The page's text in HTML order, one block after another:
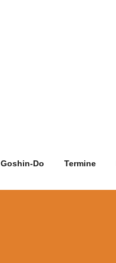
Goshin-Do Termine